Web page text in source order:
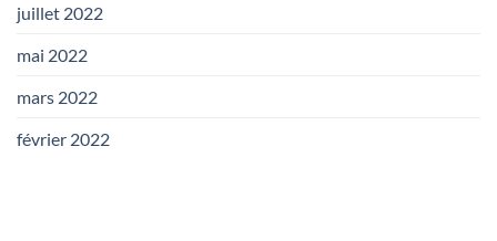
juillet 2022
mai 2022
mars 2022
février 2022